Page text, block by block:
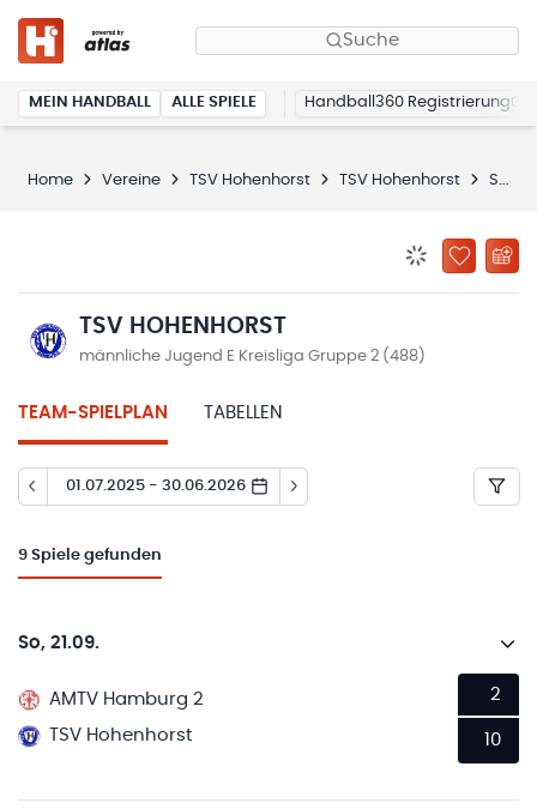
Suche
MEIN HANDBALL ALLE SPIELE Handball360 Registrierung
Home Vereine TSV Hohenhorst TSV Hohenhorst Spielplan
ZU
TSV HOHENHORST
männliche Jugend E Kreisliga Gruppe 2 (488)
TEAM-SPIELPLAN TABELLEN
01.07.2025 - 30.06.2026
9 Spiele gefunden
So, 21.09.
AMTV Hamburg 2
TSV Hohenhorst
2
10